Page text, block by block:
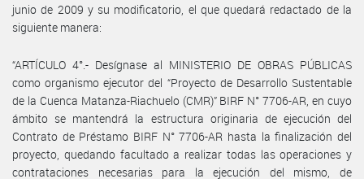
junio de 2009 y su modificatorio, el que quedará redactado de la
siguiente manera:
“ARTÍCULO 4°.- Desígnase al MINISTERIO DE OBRAS PÚBLICAS
como organismo ejecutor del “Proyecto de Desarrollo Sustentable
de la Cuenca Matanza-Riachuelo (CMR)” BIRF N° 7706-AR, en cuyo
ámbito se mantendrá la estructura originaria de ejecución del
Contrato de Préstamo BIRF N° 7706-AR hasta la finalización del
proyecto, quedando facultado a realizar todas las operaciones y
contrataciones necesarias para la ejecución del mismo, de